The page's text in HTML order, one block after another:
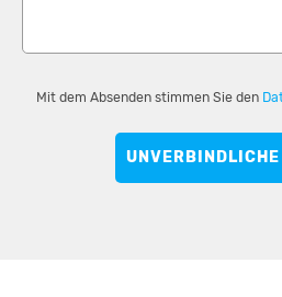
Mit dem Absenden stimmen Sie den